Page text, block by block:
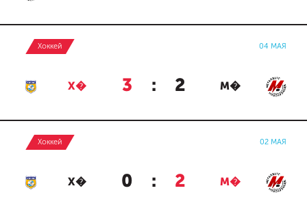
Хоккей 04 МАЯ
Х� 3 : 2 М�
Хоккей 02 МАЯ
Х� 0 : 2 М�